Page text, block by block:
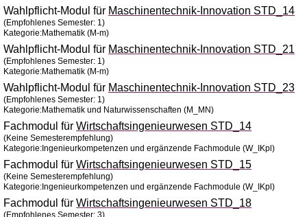
Wahlpflicht-Modul für Maschinentechnik-Innovation STD_14
(Empfohlenes Semester: 1)
Kategorie:Mathematik (M-m)
Wahlpflicht-Modul für Maschinentechnik-Innovation STD_21
(Empfohlenes Semester: 1)
Kategorie:Mathematik (M-m)
Wahlpflicht-Modul für Maschinentechnik-Innovation STD_23
(Empfohlenes Semester: 1)
Kategorie:Mathematik und Naturwissenschaften (M_MN)
Fachmodul für Wirtschaftsingenieurwesen STD_14
(Keine Semesterempfehlung)
Kategorie:Ingenieurkompetenzen und ergänzende Fachmodule (W_IKpl)
Fachmodul für Wirtschaftsingenieurwesen STD_15
(Keine Semesterempfehlung)
Kategorie:Ingenieurkompetenzen und ergänzende Fachmodule (W_IKpl)
Fachmodul für Wirtschaftsingenieurwesen STD_18
(Empfohlenes Semester: 3)